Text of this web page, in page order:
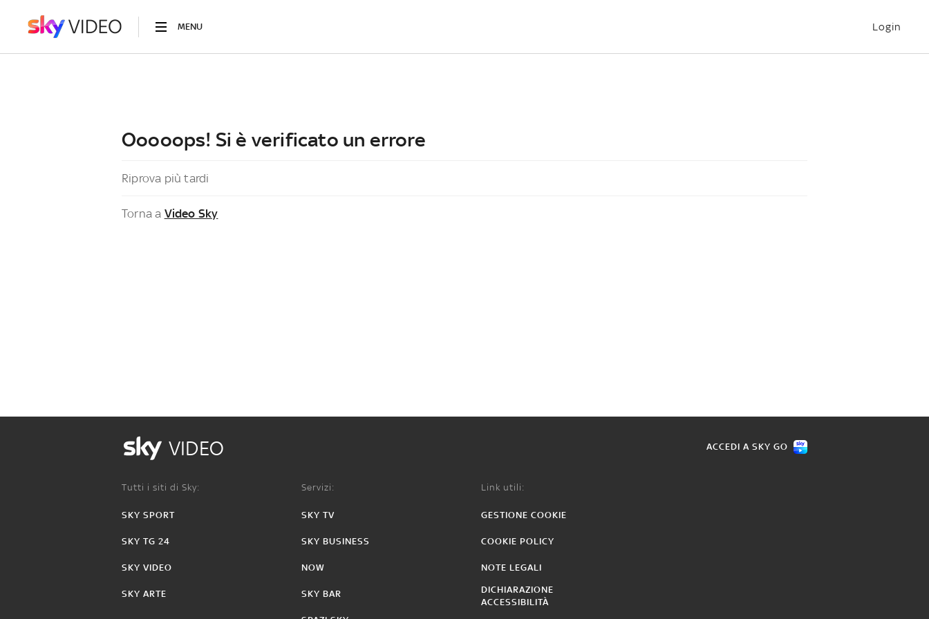
MENU Login
Ooooops! Si è verificato un errore
Riprova più tardi
Torna a Video Sky
VIDEO ACCEDI A SKY GO
Tutti i siti di Sky:
SKY SPORT
SKY TG 24
SKY VIDEO
SKY ARTE
Servizi:
SKY TV
SKY BUSINESS
NOW
SKY BAR
Link utili:
GESTIONE COOKIE
COOKIE POLICY
NOTE LEGALI
DICHIARAZIONE
ACCESSIBILITÀ